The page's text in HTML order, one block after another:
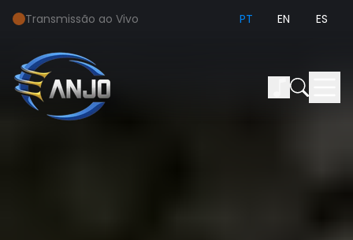
Transmissão ao Vivo PT EN ES